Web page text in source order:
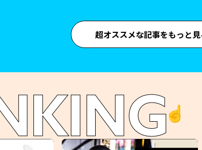
超オススメな記事をもっと見
☝️